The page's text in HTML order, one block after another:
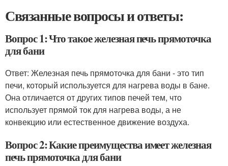
Связанные вопросы и ответы:
Вопрос 1: Что такое железная печь прямоточка
для бани
Ответ: Железная печь прямоточка для бани - это тип
печи, который используется для нагрева воды в бане.
Она отличается от других типов печей тем, что
использует прямой ток для нагрева воды, а не
конвекцию или естественное движение воздуха.
Вопрос 2: Какие преимущества имеет железная
печь прямоточка для бани